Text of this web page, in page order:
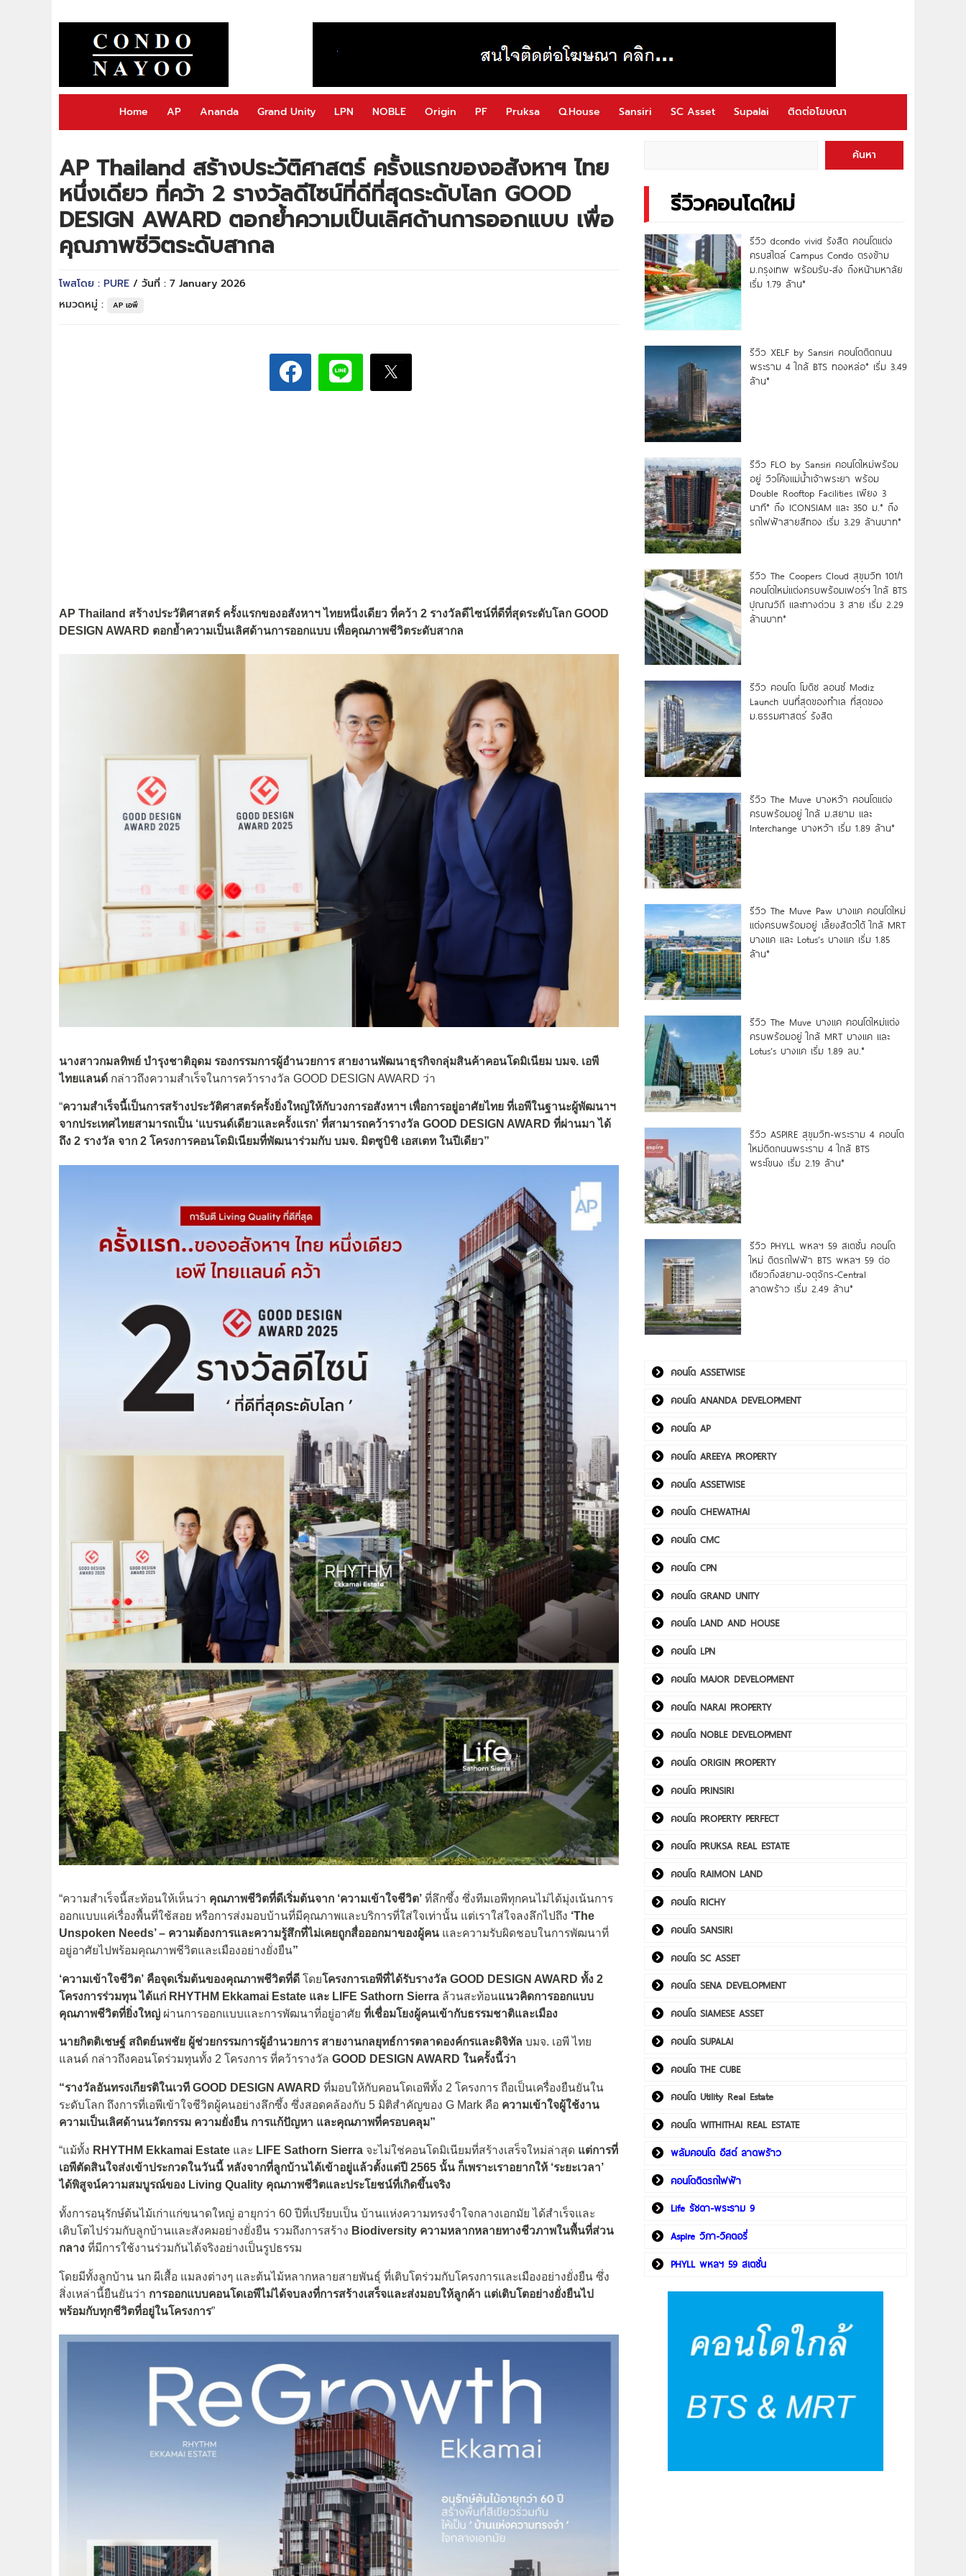
Home AP Ananda Grand Unity LPN NOBLE Origin PF Pruksa Q.House Sansiri SC Asset Supalai ติดต่อโฆษณา
AP Thailand สร้างประวัติศาสตร์ ครั้งแรกของอสังหาฯ ไทย
หนึ่งเดียว ที่คว้า 2 รางวัลดีไซน์ที่ดีที่สุดระดับโลก GOOD
DESIGN AWARD ตอกย้ำความเป็นเลิศด้านการออกแบบ เพื่อ
คุณภาพชีวิตระดับสากล
โพสโดย : PURE / วันที่ : 7 January 2026
หมวดหมู่ :
AP เอพี
AP Thailand สร้างประวัติศาสตร์ ครั้งแรกของอสังหาฯ ไทยหนึ่งเดียว ที่คว้า 2 รางวัลดีไซน์ที่ดีที่สุดระดับโลก GOOD
DESIGN AWARD ตอกย้ำความเป็นเลิศด้านการออกแบบ เพื่อคุณภาพชีวิตระดับสากล
นางสาวกมลทิพย์ บำรุงชาติอุดม รองกรรมการผู้อำนวยการ สายงานพัฒนาธุรกิจกลุ่มสินค้าคอนโดมิเนียม บมจ. เอพี
ไทยแลนด์ กล่าวถึงความสำเร็จในการคว้ารางวัล GOOD DESIGN AWARD ว่า
“ความสำเร็จนี้เป็นการสร้างประวัติศาสตร์ครั้งยิ่งใหญ่ให้กับวงการอสังหาฯ เพื่อการอยู่อาศัยไทย ที่เอพีในฐานะผู้พัฒนาฯ
จากประเทศไทยสามารถเป็น ‘แบรนด์เดียวและครั้งแรก’ ที่สามารถคว้ารางวัล GOOD DESIGN AWARD ที่ผ่านมา ได้
ถึง 2 รางวัล จาก 2 โครงการคอนโดมิเนียมที่พัฒนาร่วมกับ บมจ. มิตซูบิชิ เอสเตท ในปีเดียว”
“ความสำเร็จนี้สะท้อนให้เห็นว่า คุณภาพชีวิตที่ดีเริ่มต้นจาก ‘ความเข้าใจชีวิต’ ที่ลึกซึ้ง ซึ่งทีมเอพีทุกคนไม่ได้มุ่งเน้นการ
ออกแบบแค่เรื่องพื้นที่ใช้สอย หรือการส่งมอบบ้านที่มีคุณภาพและบริการที่ใส่ใจเท่านั้น แต่เราใส่ใจลงลึกไปถึง ‘The
Unspoken Needs’ – ความต้องการและความรู้สึกที่ไม่เคยถูกสื่อออกมาของผู้คน และความรับผิดชอบในการพัฒนาที่
อยู่อาศัยไปพร้อมคุณภาพชีวิตและเมืองอย่างยั่งยืน”
‘ความเข้าใจชีวิต’ คือจุดเริ่มต้นของคุณภาพชีวิตที่ดี โดยโครงการเอพีที่ได้รับรางวัล GOOD DESIGN AWARD ทั้ง 2
โครงการร่วมทุน ได้แก่ RHYTHM Ekkamai Estate และ LIFE Sathorn Sierra ล้วนสะท้อนแนวคิดการออกแบบ
คุณภาพชีวิตที่ยิ่งใหญ่ ผ่านการออกแบบและการพัฒนาที่อยู่อาศัย ที่เชื่อมโยงผู้คนเข้ากับธรรมชาติและเมือง
นายกิตติเชษฐ์ สถิตย์นพชัย ผู้ช่วยกรรมการผู้อำนวยการ สายงานกลยุทธ์การตลาดองค์กรและดิจิทัล บมจ. เอพี ไทย
แลนด์ กล่าวถึงคอนโดร่วมทุนทั้ง 2 โครงการ ที่คว้ารางวัล GOOD DESIGN AWARD ในครั้งนี้ว่า
“รางวัลอันทรงเกียรติในเวที GOOD DESIGN AWARD ที่มอบให้กับคอนโดเอพีทั้ง 2 โครงการ ถือเป็นเครื่องยืนยันใน
ระดับโลก ถึงการที่เอพีเข้าใจชีวิตผู้คนอย่างลึกซึ้ง ซึ่งสอดคล้องกับ 5 มิติสำคัญของ G Mark คือ ความเข้าใจผู้ใช้งาน
ความเป็นเลิศด้านนวัตกรรม ความยั่งยืน การแก้ปัญหา และคุณภาพที่ครอบคลุม”
“แม้ทั้ง RHYTHM Ekkamai Estate และ LIFE Sathorn Sierra จะไม่ใช่คอนโดมิเนียมที่สร้างเสร็จใหม่ล่าสุด แต่การที่
เอพีตัดสินใจส่งเข้าประกวดในวันนี้ หลังจากที่ลูกบ้านได้เข้าอยู่แล้วตั้งแต่ปี 2565 นั้น ก็เพราะเราอยากให้ ‘ระยะเวลา’
ได้พิสูจน์ความสมบูรณ์ของ Living Quality คุณภาพชีวิตและประโยชน์ที่เกิดขึ้นจริง
ทั้งการอนุรักษ์ต้นไม้เก่าแก่ขนาดใหญ่ อายุกว่า 60 ปีที่เปรียบเป็น บ้านแห่งความทรงจำใจกลางเอกมัย ได้สำเร็จและ
เติบโตไปร่วมกับลูกบ้านและสังคมอย่างยั่งยืน รวมถึงการสร้าง Biodiversity ความหลากหลายทางชีวภาพในพื้นที่ส่วน
กลาง ที่มีการใช้งานร่วมกันได้จริงอย่างเป็นรูปธรรม
โดยมีทั้งลูกบ้าน นก ผีเสื้อ แมลงต่างๆ และต้นไม้หลากหลายสายพันธุ์ ที่เติบโตร่วมกับโครงการและเมืองอย่างยั่งยืน ซึ่ง
สิ่งเหล่านี้ยืนยันว่า การออกแบบคอนโดเอพีไม่ได้จบลงที่การสร้างเสร็จและส่งมอบให้ลูกค้า แต่เติบโตอย่างยั่งยืนไป
พร้อมกับทุกชีวิตที่อยู่ในโครงการ”
ค้นหา
รีวิวคอนโดใหม่
รีวิว dcondo vivid รังสิต คอนโดแต่ง
ครบสไตล์ Campus Condo ตรงข้าม
ม.กรุงเทพ พร้อมรับ-ส่ง ถึงหน้ามหาลัย
เริ่ม 1.79 ล้าน*
รีวิว XELF by Sansiri คอนโดติดถนน
พระราม 4 ใกล้ BTS ทองหล่อ* เริ่ม 3.49
ล้าน*
รีวิว FLO by Sansiri คอนโดใหม่พร้อม
อยู่ วิวโค้งแม่น้ำเจ้าพระยา พร้อม
Double Rooftop Facilities เพียง 3
นาที* ถึง ICONSIAM และ 350 ม.* ถึง
รถไฟฟ้าสายสีทอง เริ่ม 3.29 ล้านบาท*
รีวิว The Coopers Cloud สุขุมวิท 101/1
คอนโดใหม่แต่งครบพร้อมเฟอร์ฯ ใกล้ BTS
ปุณณวิถี และทางด่วน 3 สาย เริ่ม 2.29
ล้านบาท*
รีวิว คอนโด โมดิซ ลอนซ์ Modiz
Launch บนที่สุดของทำเล ที่สุดของ
ม.ธรรมศาสตร์ รังสิต
รีวิว The Muve บางหว้า คอนโดแต่ง
ครบพร้อมอยู่ ใกล้ ม.สยาม และ
Interchange บางหว้า เริ่ม 1.89 ล้าน*
รีวิว The Muve Paw บางแค คอนโดใหม่
แต่งครบพร้อมอยู่ เลี้ยงสัตว์ได้ ใกล้ MRT
บางแค และ Lotus’s บางแค เริ่ม 1.85
ล้าน*
รีวิว The Muve บางแค คอนโดใหม่แต่ง
ครบพร้อมอยู่ ใกล้ MRT บางแค และ
Lotus’s บางแค เริ่ม 1.89 ลบ.*
รีวิว ASPIRE สุขุมวิท-พระราม 4 คอนโด
ใหม่ติดถนนพระราม 4 ใกล้ BTS
พระโขนง เริ่ม 2.19 ล้าน*
รีวิว PHYLL พหลฯ 59 สเตชั่น คอนโด
ใหม่ ติดรถไฟฟ้า BTS พหลฯ 59 ต่อ
เดียวถึงสยาม-จตุจักร-Central
ลาดพร้าว เริ่ม 2.49 ล้าน*
คอนโด ASSETWISE
คอนโด ANANDA DEVELOPMENT
คอนโด AP
คอนโด AREEYA PROPERTY
คอนโด ASSETWISE
คอนโด CHEWATHAI
คอนโด CMC
คอนโด CPN
คอนโด GRAND UNITY
คอนโด LAND AND HOUSE
คอนโด LPN
คอนโด MAJOR DEVELOPMENT
คอนโด NARAI PROPERTY
คอนโด NOBLE DEVELOPMENT
คอนโด ORIGIN PROPERTY
คอนโด PRINSIRI
คอนโด PROPERTY PERFECT
คอนโด PRUKSA REAL ESTATE
คอนโด RAIMON LAND
คอนโด RICHY
คอนโด SANSIRI
คอนโด SC ASSET
คอนโด SENA DEVELOPMENT
คอนโด SIAMESE ASSET
คอนโด SUPALAI
คอนโด THE CUBE
คอนโด Utility Real Estate
คอนโด WITHITHAI REAL ESTATE
พลัมคอนโด อีสต์ ลาดพร้าว
คอนโดติดรถไฟฟ้า
Life รัชดา-พระราม 9
Aspire วิภา-วิคตอรี่
PHYLL พหลฯ 59 สเตชั่น